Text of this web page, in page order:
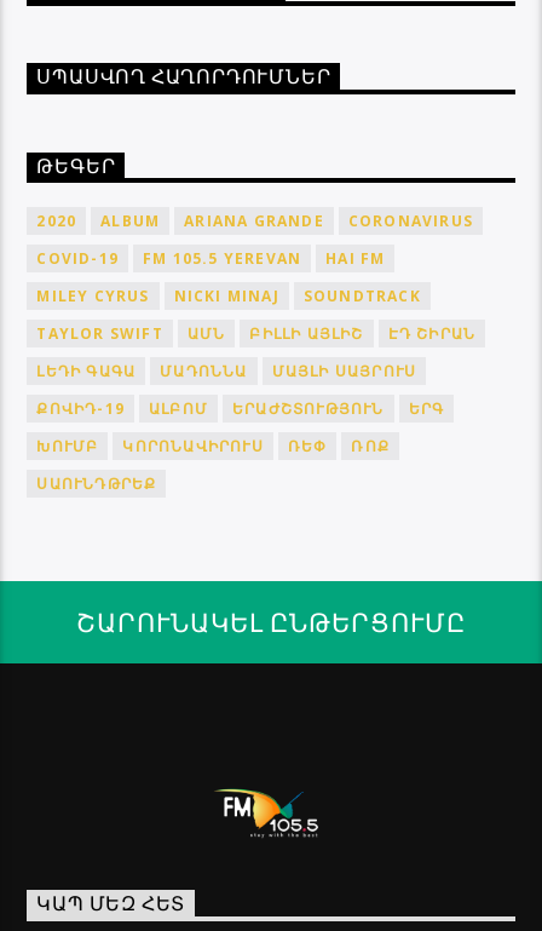
ՍՊԱՍՎՈՂ ՀԱՂՈՐԴՈՒՄՆԵՐ
ԹԵԳԵՐ
2020 ALBUM ARIANA GRANDE
CORONAVIRUS
COVID-19
FM 105.5 YEREVAN
HAI FM
MILEY CYRUS
NICKI MINAJ
SOUNDTRACK
TAYLOR SWIFT
ԱՄՆ ԲԻԼԼԻ ԱՅԼԻՇ
ԷԴ ՇԻՐԱՆ
ԼԵԴԻ ԳԱԳԱ
ՄԱԴՈՆՆԱ
ՄԱՅԼԻ ՍԱՅՐՈՒՍ
ՔՈՎԻԴ-19
ԱԼԲՈՄ ԵՐԱԺՇՏՈՒԹՅՈՒՆ
ԵՐԳ
ԽՈՒՄԲ
ԿՈՐՈՆԱՎԻՐՈՒՍ ՌԵՓ
ՌՈՔ
ՍԱՈՒՆԴԹՐԵՔ
ՇԱՐՈՒՆԱԿԵԼ ԸՆԹԵՐՑՈՒՄԸ
ԿԱՊ ՄԵԶ ՀԵՏ